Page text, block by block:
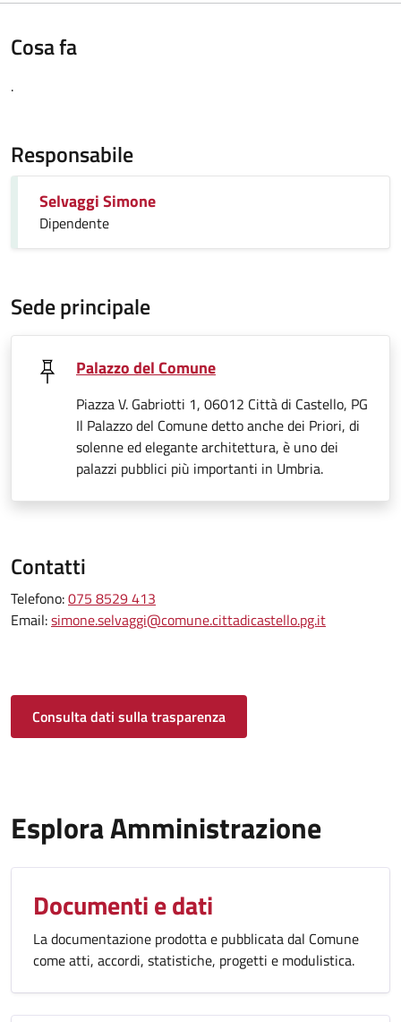
Cosa fa
.
Responsabile
Selvaggi Simone
Dipendente
Sede principale
Palazzo del Comune
Piazza V. Gabriotti 1, 06012 Città di Castello, PG
Il Palazzo del Comune detto anche dei Priori, di
solenne ed elegante architettura, è uno dei
palazzi pubblici più importanti in Umbria.
Contatti
Telefono:075 8529 413
Email:simone.selvaggi@comune.cittadicastello.pg.it
Consulta dati sulla trasparenza
Esplora Amministrazione
Documenti e dati
La documentazione prodotta e pubblicata dal Comune
come atti, accordi, statistiche, progetti e modulistica.